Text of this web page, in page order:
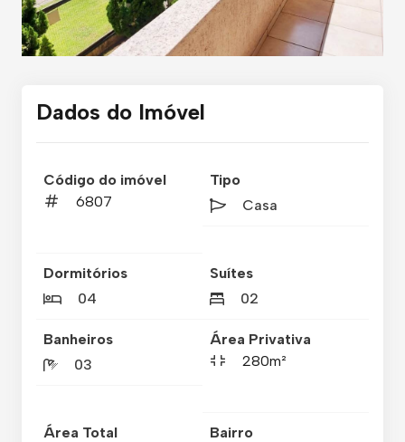
Dados do Imóvel
Código do imóvel
6807
Tipo
Casa
Dormitórios
04
Suítes
02
Banheiros
03
Área Privativa
280m²
Área Total
Bairro